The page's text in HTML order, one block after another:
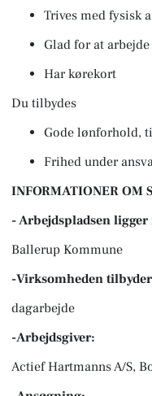
Trives med fysisk
Glad for at
Har kørekort
Du tilbydes
Gode lønforhold,
Frihed under
INFORMATIONER OM
- Arbejdspladsen ligger
Ballerup Kommune
-Virksomheden
dagarbejde
-Arbejdsgiver:
Actief Hartmanns A/S,